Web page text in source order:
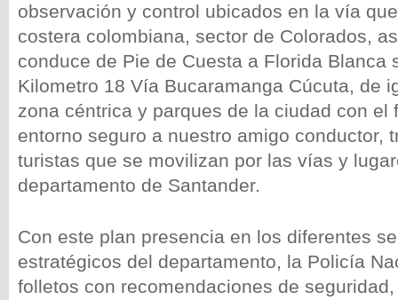
observación y control ubicados en la vía
costera colombiana, sector de Colorados,
conduce de Pie de Cuesta a Florida Blanca
Kilometro 18 Vía Bucaramanga Cúcuta, de
zona céntrica y parques de la ciudad con el
entorno seguro a nuestro amigo conductor,
turistas que se movilizan por las vías y
departamento de Santander.
Con este plan presencia en los diferentes
estratégicos del departamento, la Policía
folletos con recomendaciones de
wp-